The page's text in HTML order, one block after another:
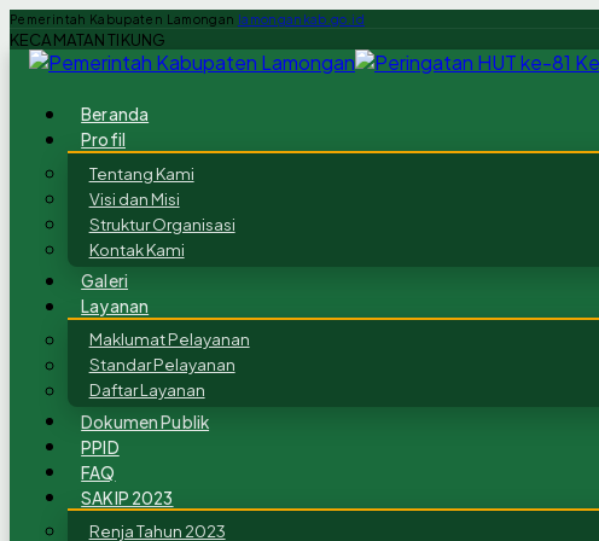
Pemerintah Kabupaten Lamongan lamongankab.go.id
KECAMATAN TIKUNG
Beranda
Profil
Tentang Kami
Visi dan Misi
Struktur Organisasi
Kontak Kami
Galeri
Layanan
Maklumat Pelayanan
Standar Pelayanan
Daftar Layanan
Dokumen Publik
PPID
FAQ
SAKIP 2023
Renja Tahun 2023